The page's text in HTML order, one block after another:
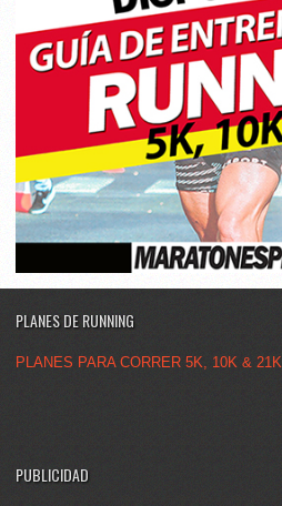
PLANES DE RUNNING
PLANES PARA CORRER 5K, 10K & 21K.
PUBLICIDAD